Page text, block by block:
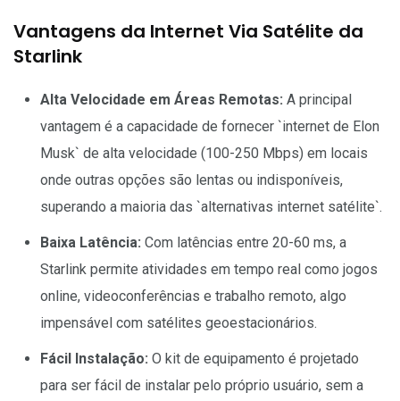
Vantagens da Internet Via Satélite da
Starlink
Alta Velocidade em Áreas Remotas: A principal
vantagem é a capacidade de fornecer `internet de Elon
Musk` de alta velocidade (100-250 Mbps) em locais
onde outras opções são lentas ou indisponíveis,
superando a maioria das `alternativas internet satélite`.
Baixa Latência: Com latências entre 20-60 ms, a
Starlink permite atividades em tempo real como jogos
online, videoconferências e trabalho remoto, algo
impensável com satélites geoestacionários.
Fácil Instalação: O kit de equipamento é projetado
para ser fácil de instalar pelo próprio usuário, sem a